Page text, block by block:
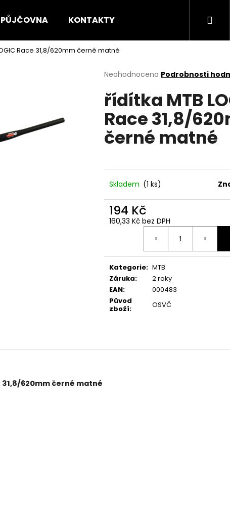
PŮJČOVNA KONTAKTY
Race 31,8/620mm černé matné
Průměrné
produktu
je
0,0
5
hvězdiček.
Neohodnoceno Podrobnosti
řídítka MTB
Race 31,8/
černé matné
Skladem (1 ks)
194 Kč
160,33 Kč bez DPH
Kategorie: MTB
Záruka:
2 roky
EAN:
000483
Původ
zboží: OSVČ
31,8/620mm černé matné
najít?